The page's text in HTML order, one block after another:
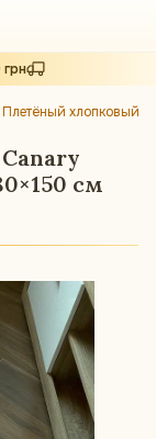
Плетёный хлопковый
см